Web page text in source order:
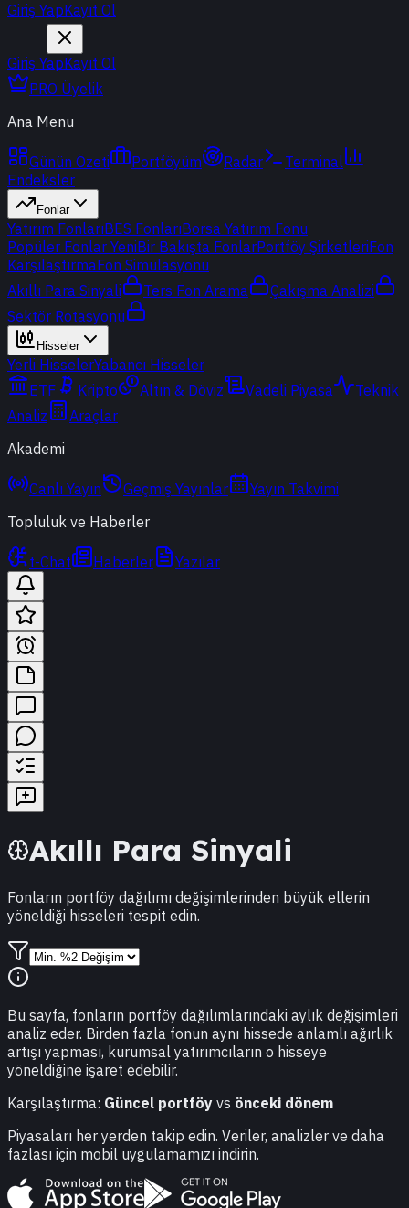
Giriş YapKayıt Ol
Giriş YapKayıt Ol
PRO Üyelik
Ana Menu
Günün Özeti Portföyüm Radar
Terminal
Endeksler
Fonlar
Yatırım FonlarıBES FonlarıBorsa Yatırım Fonu
Popüler Fonlar YeniBir Bakışta FonlarPortföy ŞirketleriFon
KarşılaştırmaFon Simülasyonu
Akıllı Para Sinyali
Ters Fon Arama
Çakışma Analizi
Sektör Rotasyonu
Hisseler
Yerli HisselerYabancı Hisseler
ETF
Kripto Altın & Döviz Vadeli Piyasa
Teknik
Analiz
Araçlar
Akademi
Canlı Yayın Geçmiş Yayınlar
Yayın Takvimi
Topluluk ve Haberler
t-Chat Haberler Yazılar
Akıllı Para Sinyali
Fonların portföy dağılımı değişimlerinden büyük ellerin
yöneldiği hisseleri tespit edin.
Bu sayfa, fonların portföy dağılımlarındaki aylık değişimleri
analiz eder. Birden fazla fonun aynı hissede anlamlı ağırlık
artışı yapması, kurumsal yatırımcıların o hisseye
yöneldiğine işaret edebilir.
Karşılaştırma: Güncel portföy vs önceki dönem
Piyasaları her yerden takip edin. Veriler, analizler ve daha
fazlası için mobil uygulamamızı indirin.